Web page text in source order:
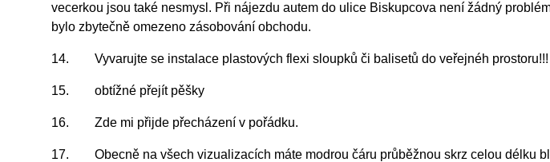
vecerkou jsou také nesmysl. Při nájezdu autem do ulice Biskupcova není žádný
bylo zbytečně omezeno zásobování obchodu.
14. Vyvarujte se instalace plastových flexi sloupků či balisetů do veřejnéh prostoru!!!
15. obtížné přejít pěšky
16. Zde mi přijde přecházení v pořádku.
17. Obecně na všech vizualizacích máte modrou čáru průběžnou skrz celou délku